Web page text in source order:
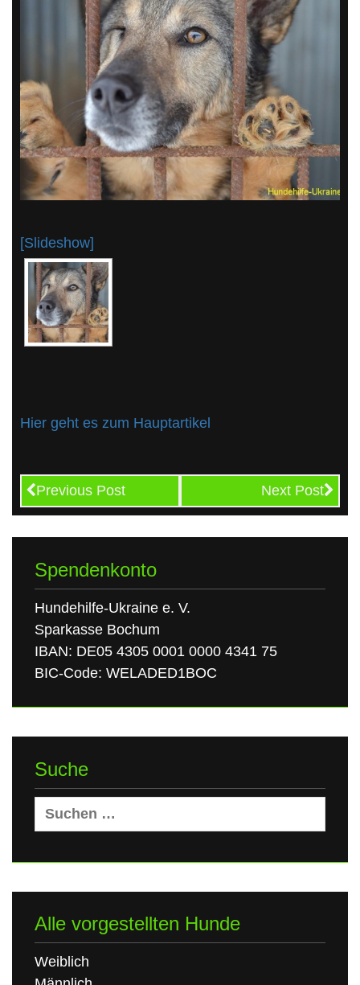
[Slideshow]
Hier geht es zum Hauptartikel
Previous Post Next Post
Spendenkonto
Hundehilfe-Ukraine e. V.
Sparkasse Bochum
IBAN: DE05 4305 0001 0000 4341 75
BIC-Code: WELADED1BOC
Suche
Suchen
nach:
Alle vorgestellten Hunde
Weiblich